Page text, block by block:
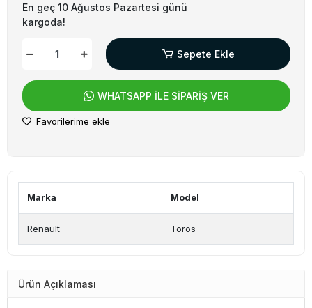
En geç 10 Ağustos Pazartesi günü
kargoda!
Sepete Ekle
WHATSAPP İLE SİPARİŞ VER
Favorilerime ekle
Marka Model
Renault Toros
Ürün Açıklaması